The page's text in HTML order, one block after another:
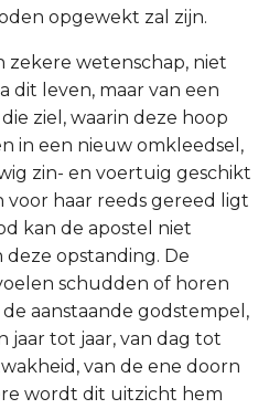
opgewekt zal zijn.
zekere wetenschap, niet
dit leven, maar van een
ziel, waarin deze hoop
in een nieuw omkleedsel,
zin- en voertuig geschikt
haar reeds gereed ligt
kan de apostel niet
opstanding. De
schudden of horen
aanstaande godstempel,
jaar tot jaar, van dag tot
van de ene doorn
wordt dit uitzicht hem